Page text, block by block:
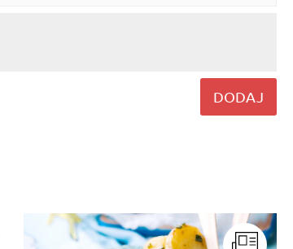
DODAJ